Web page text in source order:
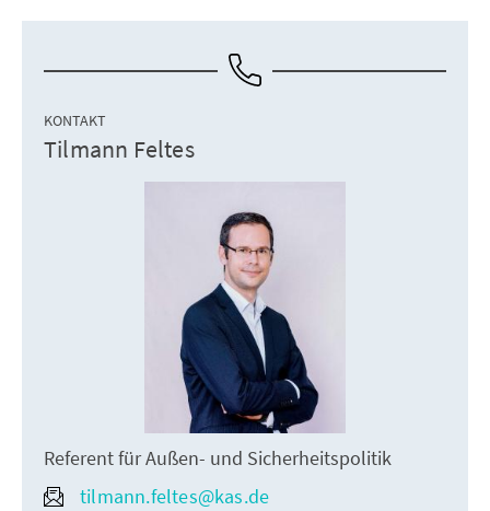
KONTAKT
Tilmann Feltes
Referent für Außen- und Sicherheitspolitik
tilmann.feltes@kas.de